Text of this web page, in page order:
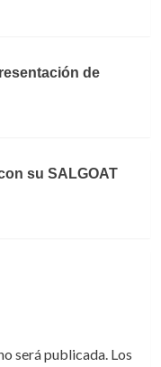
de
su SALGOAT
será publicada. Los